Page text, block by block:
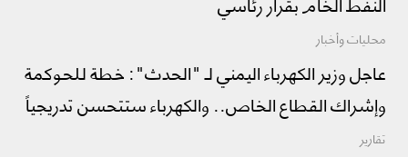
محليات وأخبار
عاجل وزير الكهرباء اليمني لـ "الحدث": خطة للحوكمة
وإشراك القطاع الخاص.. والكهرباء ستتحسن تدريجياً
تقارير